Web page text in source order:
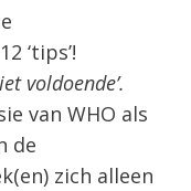
‘tips’!
voldoende’.
van WHO als
de
zich alleen